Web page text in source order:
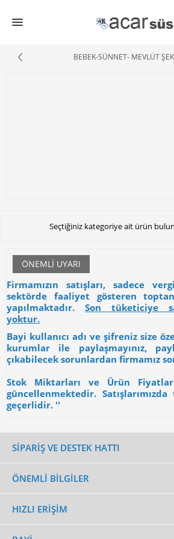
BEBEK-SÜNNET- MEVLÜT
Seçtiğiniz kategoriye ait ürün
ÖNEMLI UYARI
Firmamızın satışları, sadece
sektörde faaliyet gösteren
yapılmaktadır. Son tüketiciye
yoktur.
Bayi kullanıcı adı ve şifreniz size
kurumlar ile paylaşmayınız,
çıkabilecek sorunlardan firmamız
Stok Miktarları ve Ürün
güncellenmektedir.
geçerlidir. ''
SİPARİŞ VE DESTEK HATTI
ÖNEMLI BILGILER
HIZLI ERIŞIM